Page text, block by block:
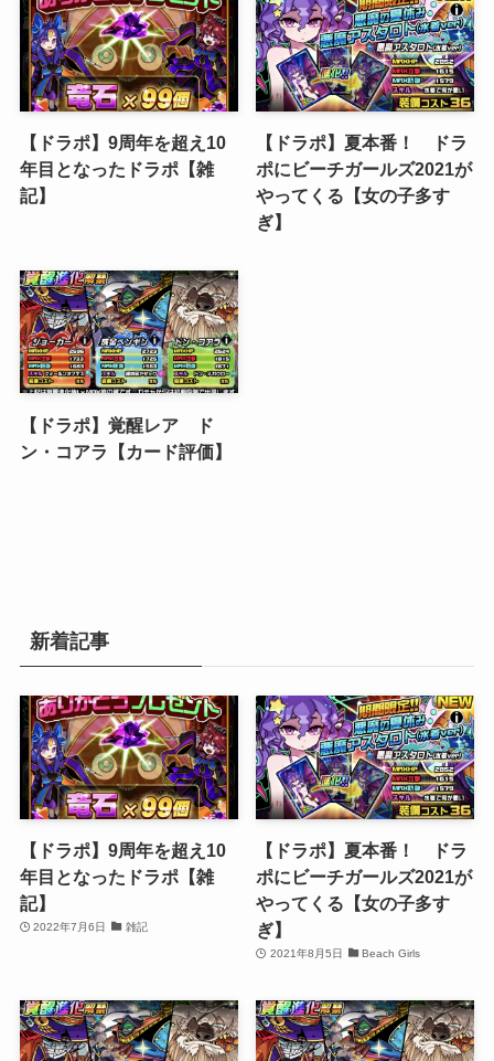
【ドラポ】9周年を超え10
年目となったドラポ【雑
記】
【ドラポ】夏本番！ ドラ
ポにビーチガールズ2021が
やってくる【女の子多す
ぎ】
【ドラポ】覚醒レア ド
ン・コアラ【カード評価】
新着記事
【ドラポ】9周年を超え10
年目となったドラポ【雑
記】
2022年7月6日 雑記
【ドラポ】夏本番！ ドラ
ポにビーチガールズ2021が
やってくる【女の子多す
ぎ】
2021年8月5日 Beach Girls